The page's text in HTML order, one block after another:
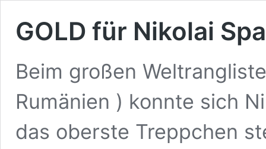
GOLD für Nikolai
Beim großen
Rumänien ) konnte sich
das oberste Treppchen